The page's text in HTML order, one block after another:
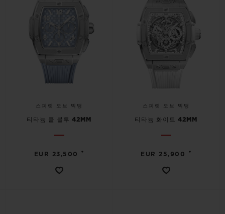
스피릿 오브 빅뱅
티타늄 콜 블루 42MM
EUR 23,500 •
스피릿 오브 빅뱅
티타늄 화이트 42MM
EUR 25,900 •